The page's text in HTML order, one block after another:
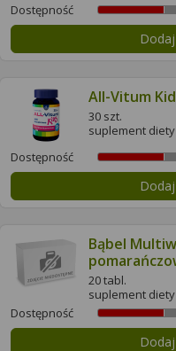
Dostępność
All-Vitum
30 szt.
suplement diety
Dostępność
Bąbel
20 tabl.
suplement diety
Dostępność
Więcej informacji na
zewnętrznych w naszym
Serwisu.